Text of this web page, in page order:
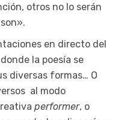
otros no lo serán
en directo del
la poesía se
diversas formas… O
al modo
performer, o